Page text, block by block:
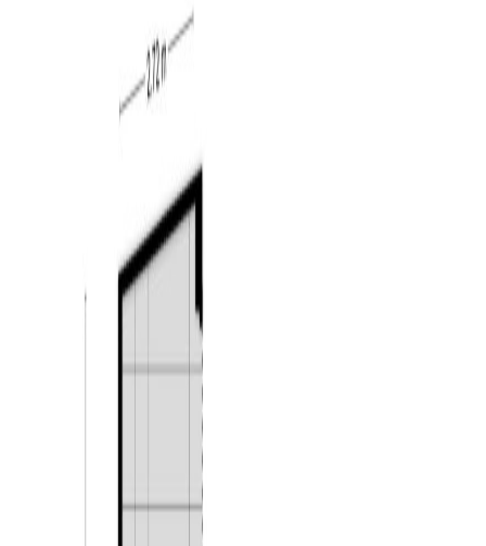
horecagelegenheden en volop parkeermogelijkheid. Het
centrum van Tilburg is met de fiets in slechts 20
minuten te bereiken. Via de nabijgelegen uitvalswegen
bereikt u eenvoudig de wegen richting de omliggende
steden en dorpen. Goirle staat ook bekend om zijn
Heide en de ligging ten opzichte van België (Poppel).
Woonoppervlakte: circa 136 m²
Garage: circa 17 m²
Perceel: 187 m²
Inhoud: circa m³
Energielabel: C (geldig tot 11-06-2036)
De begane grond is bijzonder sfeervol en met veel oog
voor detail afgewerkt. Via de hal/entree komt u de
woning binnen. Hier bevinden zich de trapopgang, de
meterkast en de toiletruimte. De toiletruimte is betegeld
en voorzien van een hangend toilet. Aan de voorzijde